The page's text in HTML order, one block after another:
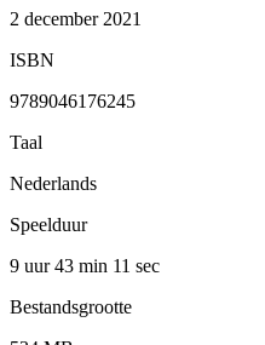
2 december 2021
ISBN
9789046176245
Taal
Nederlands
Speelduur
9 uur 43 min 11 sec
Bestandsgrootte